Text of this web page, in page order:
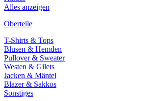
Alles anzeigen
Oberteile
T-Shirts & Tops
Blusen & Hemden
Pullover & Sweater
Westen & Gilets
Jacken & Mäntel
Blazer & Sakkos
Sonstiges